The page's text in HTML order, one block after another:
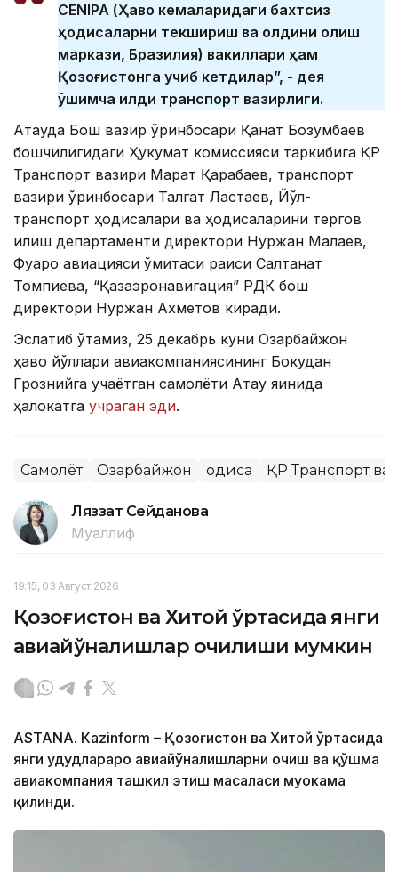
CENIPA (Ҳаво кемаларидаги бахтсиз
ҳодисаларни текшириш ва олдини олиш
маркази, Бразилия) вакиллари ҳам
Қозоғистонга учиб кетдилар”, - дея
қўшимча қилди транспорт вазирлиги.
Ақтауда Бош вазир ўринбосари Қанат Бозумбаев
бошчилигидаги Ҳукумат комиссияси таркибига ҚР
Транспорт вазири Марат Қарабаев, транспорт
вазири ўринбосари Талгат Ластаев, Йўл-
транспорт ҳодисалари ва ҳодисаларини тергов
қилиш департаменти директори Нуржан Малаев,
Фуқаро авиацияси қўмитаси раиси Салтанат
Томпиева, “Қазаэронавигация” РДК бош
директори Нуржан Ахметов киради.
Эслатиб ўтамиз, 25 декабрь куни Озарбайжон
ҳаво йўллари авиакомпаниясининг Бокудан
Грознийга учаётган самолёти Ақтау яқинида
ҳалокатга учраган эди.
Самолёт Озарбайжон Ҳодиса ҚР Транспорт
Ляззат Сейданова
Муаллиф
19:15, 03 Август 2026
Қозоғистон ва Хитой ўртасида янги
авиайўналишлар очилиши мумкин
ASTANА. Кazinform – Қозоғистон ва Хитой ўртасида
янги ҳудудлараро авиайўналишларни очиш ва қўшма
авиакомпания ташкил этиш масаласи муҳокама
қилинди.